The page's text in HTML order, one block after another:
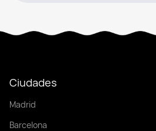
Ciudades
Madrid
Barcelona